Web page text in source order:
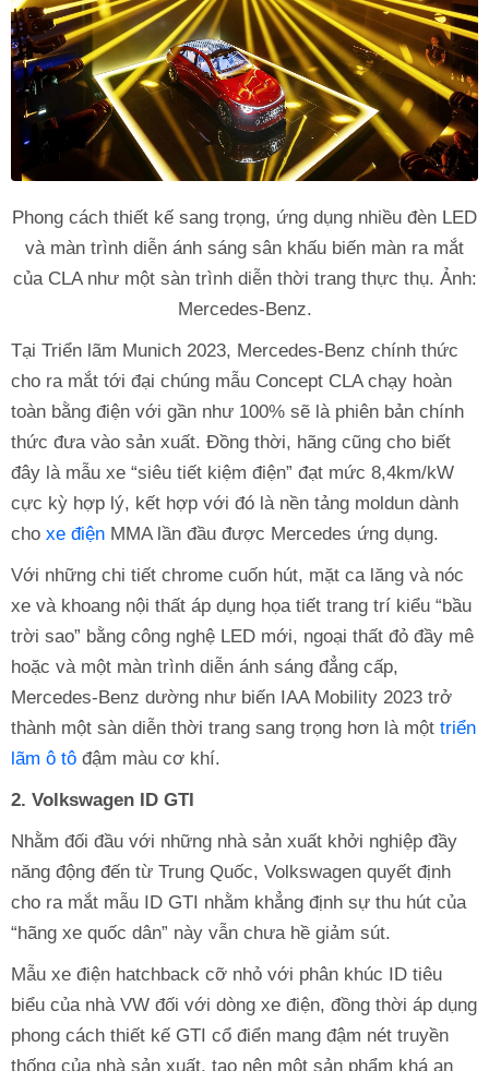
Phong cách thiết kế sang trọng, ứng dụng nhiều đèn LED
và màn trình diễn ánh sáng sân khấu biến màn ra mắt
của CLA như một sàn trình diễn thời trang thực thụ. Ảnh:
Mercedes-Benz.
Tại Triển lãm Munich 2023, Mercedes-Benz chính thức
cho ra mắt tới đại chúng mẫu Concept CLA chạy hoàn
toàn bằng điện với gần như 100% sẽ là phiên bản chính
thức đưa vào sản xuất. Đồng thời, hãng cũng cho biết
đây là mẫu xe “siêu tiết kiệm điện” đạt mức 8,4km/kW
cực kỳ hợp lý, kết hợp với đó là nền tảng moldun dành
cho xe điện MMA lần đầu được Mercedes ứng dụng.
Với những chi tiết chrome cuốn hút, mặt ca lăng và nóc
xe và khoang nội thất áp dụng họa tiết trang trí kiểu “bầu
trời sao” bằng công nghệ LED mới, ngoại thất đỏ đầy mê
hoặc và một màn trình diễn ánh sáng đẳng cấp,
Mercedes-Benz dường như biến IAA Mobility 2023 trở
thành một sàn diễn thời trang sang trọng hơn là một triển
lãm ô tô đậm màu cơ khí.
2. Volkswagen ID GTI
Nhằm đối đầu với những nhà sản xuất khởi nghiệp đầy
năng động đến từ Trung Quốc, Volkswagen quyết định
cho ra mắt mẫu ID GTI nhằm khẳng định sự thu hút của
“hãng xe quốc dân” này vẫn chưa hề giảm sút.
Mẫu xe điện hatchback cỡ nhỏ với phân khúc ID tiêu
biểu của nhà VW đối với dòng xe điện, đồng thời áp dụng
phong cách thiết kế GTI cổ điển mang đậm nét truyền
thống của nhà sản xuất, tạo nên một sản phẩm khá an